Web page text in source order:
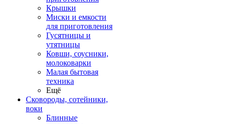
Крышки
Миски и емкости
для приготовления
Гусятницы и
утятницы
Ковши, соусники,
молоковарки
Малая бытовая
техника
Ещё
Сковороды, сотейники,
воки
Блинные